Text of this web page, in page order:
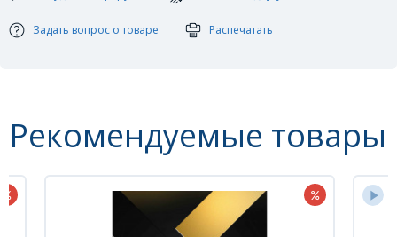
Толщина лопасти: 5,8 мм
Задать вопрос о товаре Распечатать
Рекомендуемые товары